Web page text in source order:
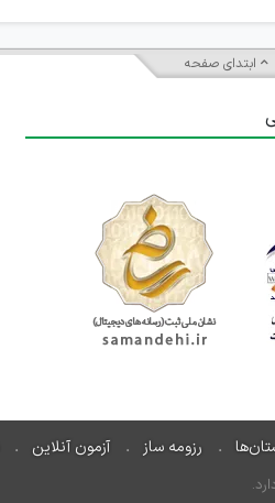
ابتدای صفحه
رزومه ساز آزمون آنلاین